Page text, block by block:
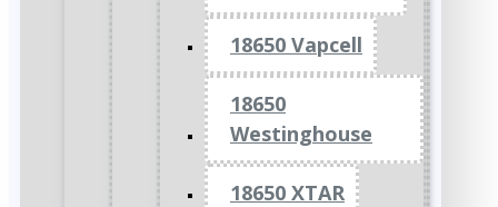
18650 Vapcell
18650
Westinghouse
18650 XTAR